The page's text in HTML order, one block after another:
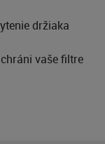
držiaka
vaše filtre